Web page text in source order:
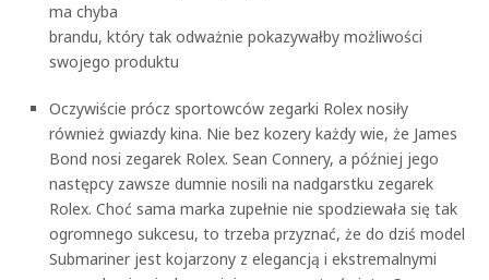
ma chyba
brandu, który tak odważnie pokazywałby możliwości
swojego produktu
Oczywiście prócz sportowców zegarki Rolex nosiły
również gwiazdy kina. Nie bez kozery każdy wie, że James
Bond nosi zegarek Rolex. Sean Connery, a później jego
następcy zawsze dumnie nosili na nadgarstku zegarek
Rolex. Choć sama marka zupełnie nie spodziewała się tak
ogromnego sukcesu, to trzeba przyznać, że do dziś model
Submariner jest kojarzony z elegancją i ekstremalnymi